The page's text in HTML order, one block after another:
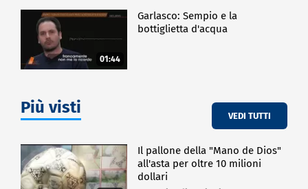
01:44
Garlasco: Sempio e la
bottiglietta d'acqua
Più visti VEDI TUTTI
Il pallone della "Mano de Dios"
all'asta per oltre 10 milioni
dollari